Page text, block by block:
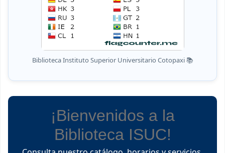
¡Bienvenidos a la
Biblioteca ISUC!
Biblioteca Instituto Superior Universitario Cotopaxi 📚